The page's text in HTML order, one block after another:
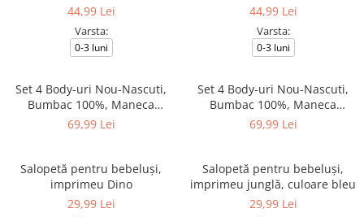
44,99 Lei
Varsta:
0-3 luni
44,99 Lei
Varsta:
0-3 luni
Set 4 Body-uri Nou-Nascuti,
Bumbac 100%, Maneca
Lunga, Esentiale pentru
69,99 Lei
Set 4 Body-uri Nou-Nascuti,
Bumbac 100%, Maneca
Scurta, Esentiale pentru
69,99 Lei
Salopetă pentru bebeluși,
imprimeu Dino
29,99 Lei
Salopetă pentru bebeluși,
imprimeu junglă, culoare bleu
29,99 Lei